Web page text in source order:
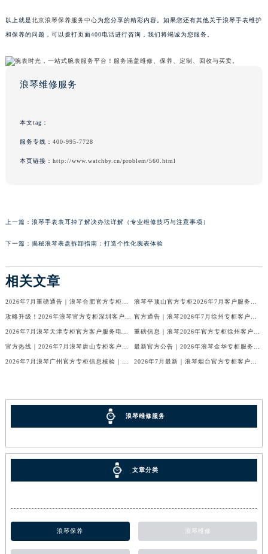
以上就是北京浪琴保养服务中心为您分享的精彩内容。如果您还有其他关于浪琴手表维护
和保养的问题，可以拨打页面400电话进行咨询，我们将竭诚为您服务。
浪琴维修服务
本文tag：
服务专线： 400-995-7728
本页链接： http://www.watchby.cn/problem/560.html
上一篇： 浪琴手表表耳掉了解决办法详解（专业维修技巧与注意事项）
下一篇： 揭秘浪琴表盘拆卸指南：打造个性化腕表体验
相关文章
浪琴维修服务
文章分类
浪琴保养 浪琴维修